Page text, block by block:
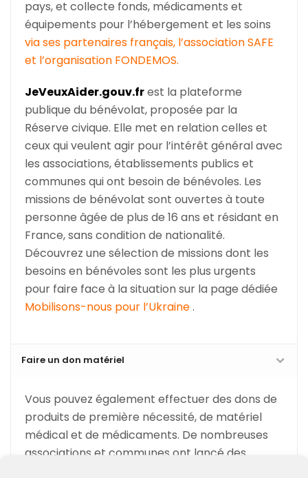
pays, et collecte fonds, médicaments et
équipements pour l’hébergement et les soins
via ses partenaires français, l’association SAFE
et l’organisation FONDEMOS.
JeVeuxAider.gouv.frest la plateforme
publique du bénévolat, proposée par la
Réserve civique. Elle met en relation celles et
ceux qui veulent agir pour l’intérêt général avec
les associations, établissements publics et
communes qui ont besoin de bénévoles. Les
missions de bénévolat sont ouvertes à toute
personne âgée de plus de 16 ans et résidant en
France, sans condition de nationalité.
Découvrez une sélection de missions dont les
besoins en bénévoles sont les plus urgents
pour faire face à la situation sur la page dédiée
Mobilisons-nous pour l’Ukraine.
Faire un don matériel
Vous pouvez également effectuer des dons de
produits de première nécessité, de matériel
médical et de médicaments. De nombreuses
associations et communes ont lancé des